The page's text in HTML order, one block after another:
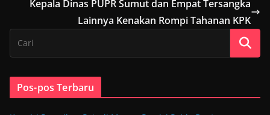
Kepala Dinas PUPR Sumut dan Empat Tersangka
Lainnya Kenakan Rompi Tahanan KPK
Pos-pos Terbaru